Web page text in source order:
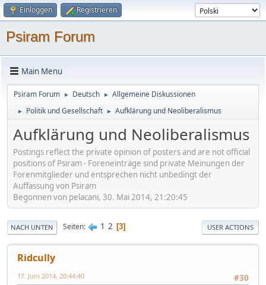
Einloggen Registrieren
Psiram Forum
Main Menu
Psiram Forum ► Deutsch ► Allgemeine Diskussionen
► Politik und Gesellschaft ► Aufklärung und Neoliberalismus
Aufklärung und Neoliberalismus
Postings reflect the private opinion of posters and are not official
positions of Psiram - Foreneinträge sind private Meinungen der
Forenmitglieder und entsprechen nicht unbedingt der
Auffassung von Psiram
Begonnen von pelacani, 30. Mai 2014, 21:20:45
NACH UNTEN Seiten 1 2 3 USER ACTIONS
Ridcully
#30
17. Juni 2014, 20:44:40